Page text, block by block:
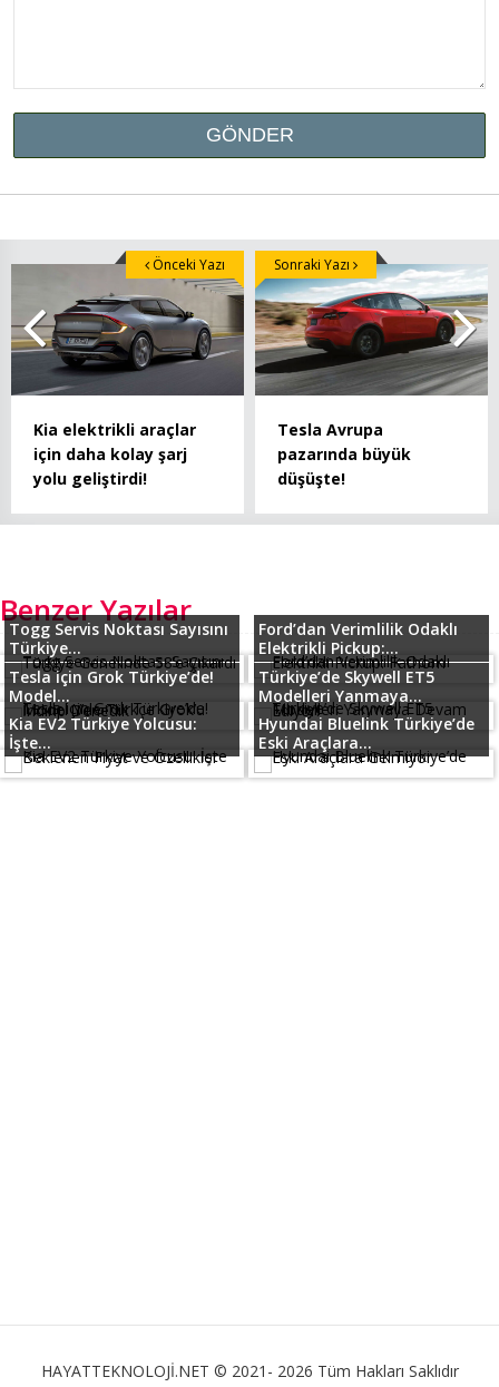
Kia elektrikli araçlar
için daha kolay şarj
yolu geliştirdi!
Önceki Yazı
Tesla Avrupa
pazarında büyük
düşüşte!
Sonraki Yazı
Benzer Yazılar
Togg Servis Noktası Sayısını
Türkiye...
Ford’dan Verimlilik Odaklı
Elektrikli Pickup:...
Tesla için Grok Türkiye’de!
Model...
Türkiye’de Skywell ET5
Modelleri Yanmaya...
Kia EV2 Türkiye Yolcusu:
İşte...
Hyundai Bluelink Türkiye’de
Eski Araçlara...
HAYATTEKNOLOJİ.NET © 2021- 2026 Tüm Hakları Saklıdır